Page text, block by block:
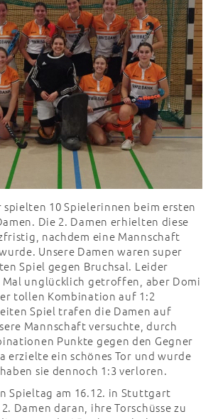
spielten 10 Spielerinnen beim ersten
Die 2. Damen erhielten diese
nachdem eine Mannschaft
Unsere Damen waren super
Spiel gegen Bruchsal. Leider
Mal unglücklich getroffen, aber Domi
tollen Kombination auf 1:2
Spiel trafen die Damen auf
Mannschaft versuchte, durch
Punkte gegen den Gegner
erzielte ein schönes Tor und wurde
sie dennoch 1:3 verloren.
Spieltag am 16.12. in Stuttgart
Damen daran, ihre Torschüsse zu